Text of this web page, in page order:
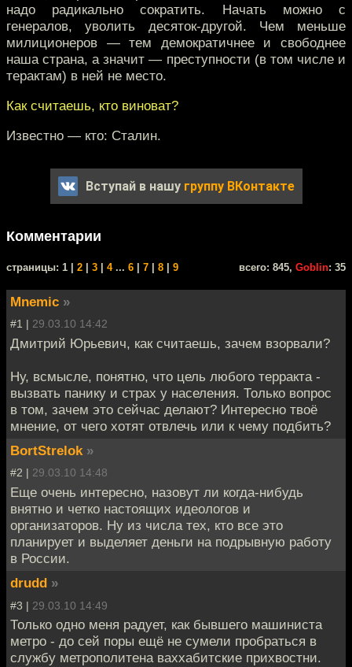
надо радикально сократить. Начать можно с
генералов, уволить десяток-другой. Чем меньше
милиционеров — тем демократичнее и свободнее
наша страна, а значит — преступности (в том числе и
терактам) в ней не место.
Как считаешь, кто виноват?
Известно — кто: Сталин.
Вступай в нашу группу ВКонтакте
Комментарии
cтраницы: 1 | 2 3 4... 6 7 8 9 всего: 845, Goblin: 35
Mnemic »
#1 | 29.03.10 14:42
Дмитрий Юрьевич, как считаешь, зачем взорвали?
Ну, всмысле, понятно, что цель любого терракта -
вызвать панику и страх у населения. Только вопрос
в том, зачем это сейчас делают? Интересно твоё
мнение, от чего хотят отвлечь или к чему подбить?
BortStrelok »
#2 | 29.03.10 14:48
Еще очень интересно, назовут ли когда-нибудь
внятно и четко настоящих идеологов и
организаторов. Ну из числа тех, кто все это
планирует и выделяет деньги на подрывную работу
в России.
drudd »
#3 | 29.03.10 14:49
Только одно меня радует, как бывшего машиниста
метро - до сей поры ещё не сумели пробраться в
службу метрополитена ваххабитские прихвостни.